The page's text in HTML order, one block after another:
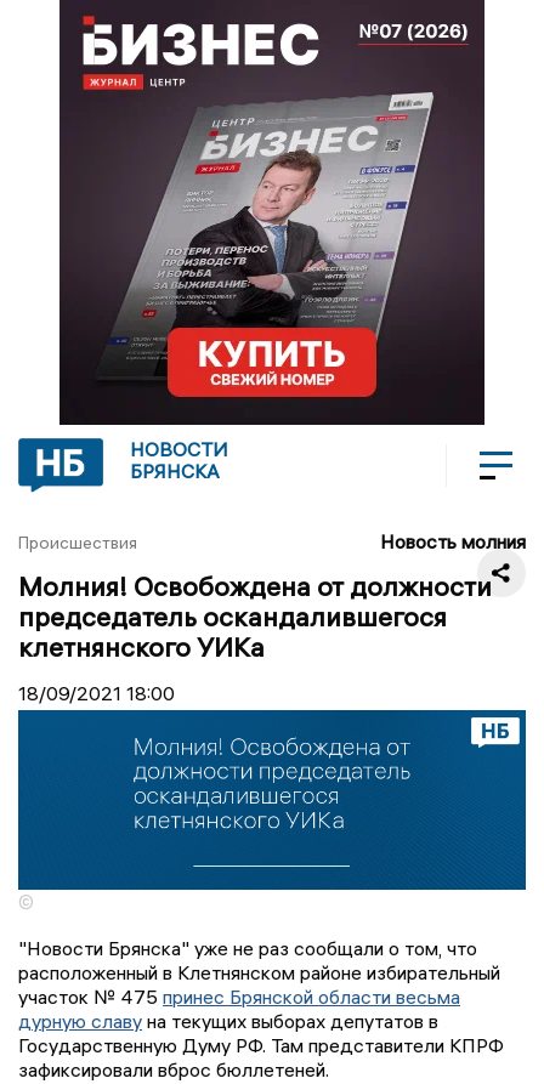
НОВОСТИ
БРЯНСКА
Происшествия Новость молния
Молния! Освобождена от должности
председатель оскандалившегося
клетнянского УИКа
18/09/2021 18:00
©
"Новости Брянска" уже не раз сообщали о том, что
расположенный в Клетнянском районе избирательный
участок № 475 принес Брянской области весьма
дурную славу на текущих выборах депутатов в
Государственную Думу РФ. Там представители КПРФ
зафиксировали вброс бюллетеней.